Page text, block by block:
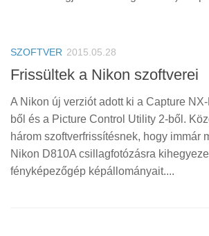
SZOFTVER 2015.05.28
Frissültek a Nikon szoftverei
A Nikon új verziót adott ki a Capture
ből és a Picture Control Utility 2-ből.
három szoftverfrissítésnek, hogy immár
Nikon D810A csillagfotózásra
fényképezőgép képállományait....